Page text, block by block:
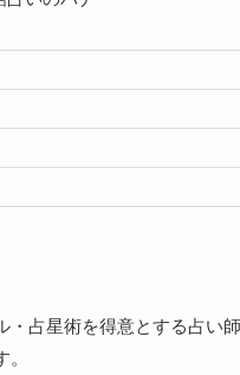
占星術を得意とする占い